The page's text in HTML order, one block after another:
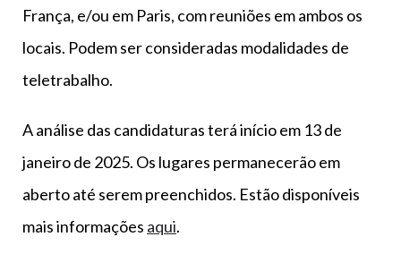
França, e/ou em Paris, com reuniões em ambos os
locais. Podem ser consideradas modalidades de
teletrabalho.
A análise das candidaturas terá início em 13 de
janeiro de 2025. Os lugares permanecerão em
aberto até serem preenchidos. Estão disponíveis
mais informações aqui.